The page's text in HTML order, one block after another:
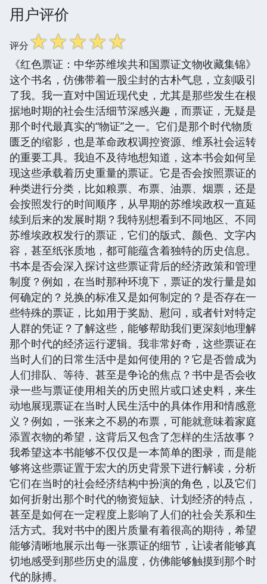
用户评价
评分☆☆☆☆☆
《红色票证：中华苏维埃共和国票证文物收藏集锦》
这个书名，仿佛带着一股尘封的古朴气息，立刻吸引
了我。我一直对中国近现代史，尤其是那些发生在根
据地时期的社会生活细节深感兴趣，而票证，无疑是
那个时代最真实的“物证”之一。它们是那个时代物质
匮乏的缩影，也是革命政权调控资源、维系社会运转
的重要工具。我迫不及待地想知道，这本书会如何呈
现这些承载着历史重量的票证。它是否会按照票证的
种类进行分类，比如粮票、布票、油票、烟票，还是
会按照发行的时间顺序，从早期的苏维埃政权一直延
续到后来的发展时期？我特别想看到不同地区、不同
苏维埃政权发行的票证，它们的版式、颜色、文字内
容，甚至纸张质地，都可能蕴含着独特的历史信息。
书本是否会深入探讨这些票证背后的经济政策和管理
制度？例如，在当时那种环境下，票证的发行量是如
何确定的？兑换的标准又是如何制定的？是否存在一
些特殊的票证，比如用于奖励、慰问，或者针对特定
人群的凭证？了解这些，能够帮助我们更深刻地理解
那个时代的经济运行逻辑。我非常好奇，这些票证在
当时人们的日常生活中是如何使用的？它是否曾成为
人们排队、等待、甚至是争论的焦点？书中是否会收
录一些与票证使用相关的历史照片或口述史料，来生
动地展现票证在当时人民生活中的具体作用和情感意
义？例如，一张来之不易的布票，可能就意味着家庭
添置衣物的希望，这背后又包含了怎样的生活故事？
我希望这本书能够不仅仅是一本简单的图录，而是能
够将这些票证置于宏大的历史背景下进行解读，分析
它们在当时的社会经济结构中扮演的角色，以及它们
如何折射出那个时代的物资短缺、计划经济的特点，
甚至是如何在一定程度上影响了人们的社会关系和生
活方式。我对书中的图片质量有着很高的期待，希望
能够清晰地展示出每一张票证的细节，让读者能够真
切地感受到那些历史的温度，仿佛能够触摸到那个时
代的脉搏。